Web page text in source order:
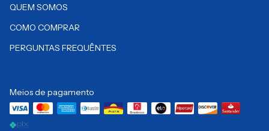
QUEM SOMOS
COMO COMPRAR
PERGUNTAS FREQUÊNTES
Meios de pagamento